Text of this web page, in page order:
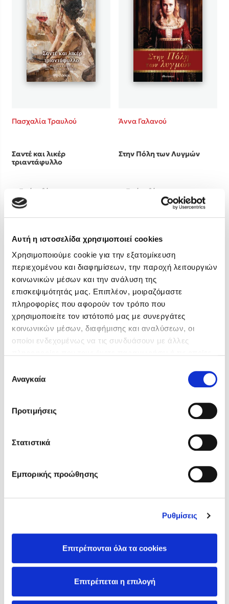
Αυτή η ιστοσελίδα χρησιμοποιεί cookies
Χρησιμοποιούμε cookie για την εξατομίκευση
περιεχομένου και διαφημίσεων, την παροχή λειτουργιών
κοινωνικών μέσων και την ανάλυση της
επισκεψιμότητάς μας. Επιπλέον, μοιραζόμαστε
πληροφορίες που αφορούν τον τρόπο που
χρησιμοποιείτε τον ιστότοπό μας με συνεργάτες
κοινωνικών μέσων, διαφήμισης και αναλύσεων, οι
οποίοι ενδεχομένως να τις συνδυάσουν με άλλες
των υπηρεσιών τους. Αν συνεχίσετε να χρησιμοποιείτε
την ιστοσελίδα μας, συναινείτε στη χρήση των cookies
συγκατάθεσης
Αναγκαία
Προτιμήσεις
Στατιστικά
Εμπορικής προώθησης
Ρυθμίσεις
Επιτρέπονται όλα τα cookies
Επιτρέπεται η επιλογή
Πασχαλία Τραυλού
Σαντέ και λικέρ
τριαντάφυλλο
Τιμή εκδότη
Τιμή dioptra.gr
Άννα Γαλανού
Στην Πόλη των Λυγμών
Τιμή εκδότη
Τιμή dioptra.gr 14.94€
Τιμή εκδότη 16.60€ Τιμή εκδότη 16.60€
Τιμή dioptra.gr 14.94€